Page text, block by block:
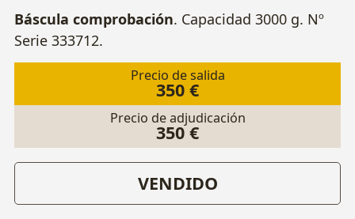
Báscula comprobación. Capacidad 3000 g. Nº
Serie 333712.
Precio de salida
350 €
Precio de adjudicación
350 €
VENDIDO